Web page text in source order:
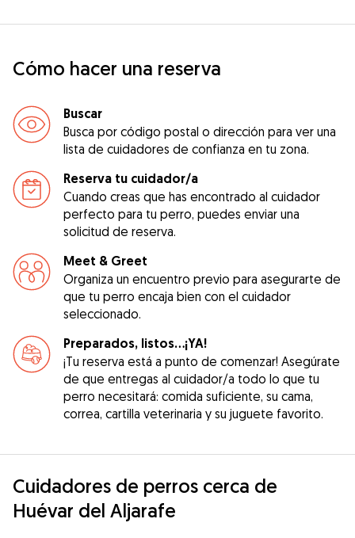
Cómo hacer una reserva
Buscar
Busca por código postal o dirección para ver una
lista de cuidadores de confianza en tu zona.
Reserva tu cuidador/a
Cuando creas que has encontrado al cuidador
perfecto para tu perro, puedes enviar una
solicitud de reserva.
Meet & Greet
Organiza un encuentro previo para asegurarte de
que tu perro encaja bien con el cuidador
seleccionado.
Preparados, listos...¡YA!
¡Tu reserva está a punto de comenzar! Asegúrate
de que entregas al cuidador/a todo lo que tu
perro necesitará: comida suficiente, su cama,
correa, cartilla veterinaria y su juguete favorito.
Cuidadores de perros cerca de
Huévar del Aljarafe